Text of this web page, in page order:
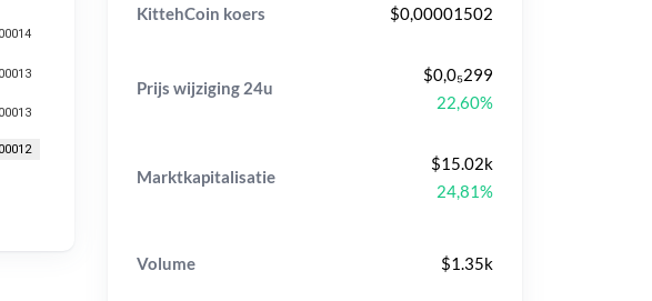
KittehCoin koers $0,00001502
Prijs wijziging 24u
$0,0₅299
22,60%
Marktkapitalisatie
$15.02k
24,81%
Volume $1.35k